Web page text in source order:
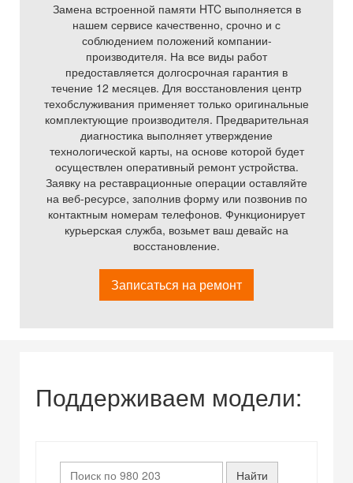
Замена встроенной памяти HTC выполняется в
нашем сервисе качественно, срочно и с
соблюдением положений компании-
производителя. На все виды работ
предоставляется долгосрочная гарантия в
течение 12 месяцев. Для восстановления центр
техобслуживания применяет только оригинальные
комплектующие производителя. Предварительная
диагностика выполняет утверждение
технологической карты, на основе которой будет
осуществлен оперативный ремонт устройства.
Заявку на реставрационные операции оставляйте
на веб-ресурсе, заполнив форму или позвонив по
контактным номерам телефонов. Функционирует
курьерская служба, возьмет ваш девайс на
восстановление.
Записаться на ремонт
Поддерживаем модели: